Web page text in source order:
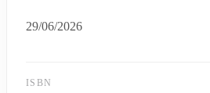
29/06/2026
ISBN